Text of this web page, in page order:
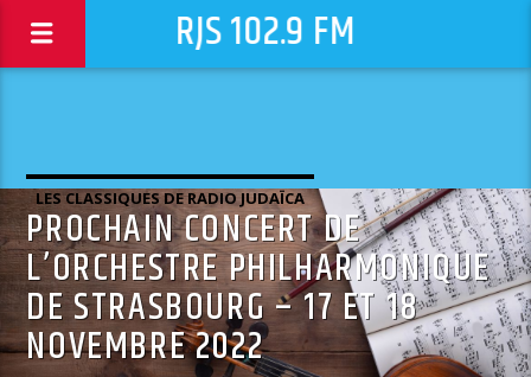
RJS 102.9 FM
LES CLASSIQUES DE RADIO JUDAÏCA
PROCHAIN CONCERT DE
L’ORCHESTRE PHILHARMONIQUE
DE STRASBOURG – 17 ET 18
NOVEMBRE 2022